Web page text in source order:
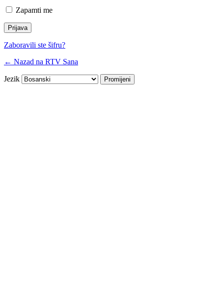
Zapamti me
Zaboravili ste šifru?
← Nazad na RTV Sana
Jezik